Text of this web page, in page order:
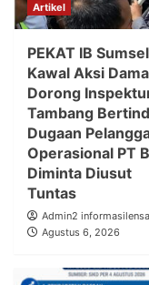
Artikel
PEKAT IB Sumsel
Kawal Aksi
Dorong
Tambang
Dugaan
Operasional PT
Diminta Diusut
Tuntas
Admin2 informasilensa
Agustus 6, 2026